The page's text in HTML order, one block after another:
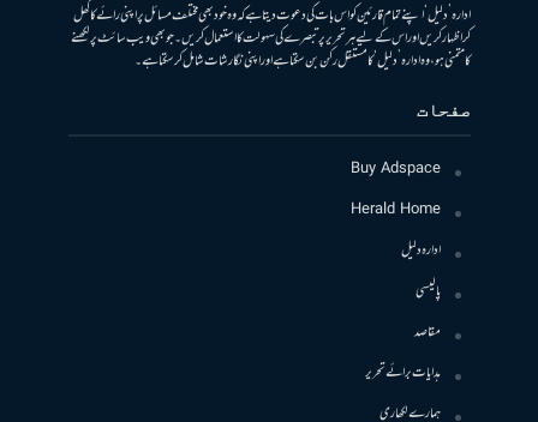
ادارہ ’دلیل‘ اپنے تمام قارئین کو اس بات کی دعوت دیتا ہے کہ وہ خود بھی مختلف مسائل پر اپنی رائے کا کھل
کر اظہار کریں اور اس کے لیے ہر تحریر پر تبصرے کی سہولت کا استعمال کریں۔ جو بھی ویب سائٹ پر لکھنے
کا متمنی ہو، وہ ادارہ ’دلیل‘ کا مستقل رکن بن سکتا ہے اور اپنی نگارشات شامل کرسکتا ہے۔
صفحات
Buy Adspace
Herald Home
ادارہ دلیل
پالیسی
مقاصد
ہدایات برائے تحریر
ہمارے لکھاری